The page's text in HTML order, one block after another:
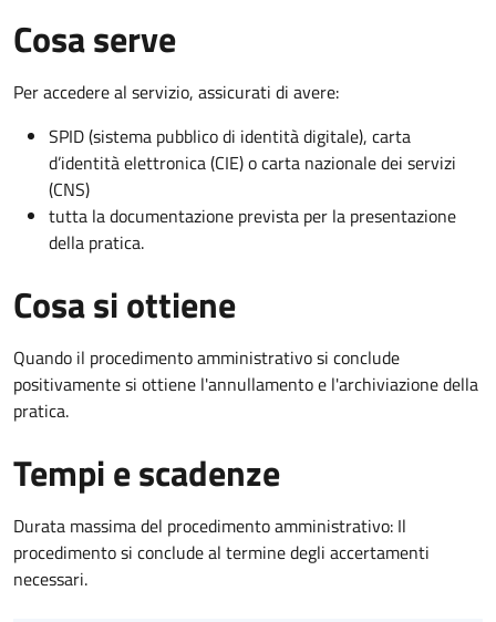
Cosa serve
Per accedere al servizio, assicurati di avere:
SPID (sistema pubblico di identità digitale), carta
d’identità elettronica (CIE) o carta nazionale dei servizi
(CNS)
tutta la documentazione prevista per la presentazione
della pratica.
Cosa si ottiene
Quando il procedimento amministrativo si conclude
positivamente si ottiene l'annullamento e l'archiviazione della
pratica.
Tempi e scadenze
Durata massima del procedimento amministrativo: Il
procedimento si conclude al termine degli accertamenti
necessari.